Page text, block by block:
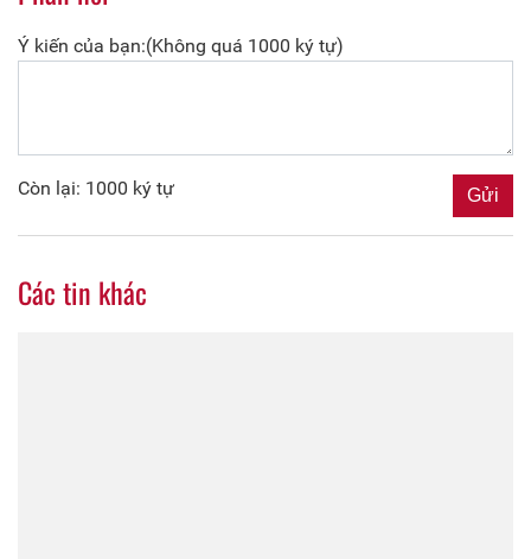
Ý kiến của bạn:(Không quá 1000 ký tự)
Còn lại: 1000 ký tự
Các tin khác